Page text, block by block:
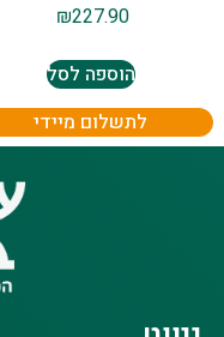
₪227.90
הוספה לסל
לתשלום מיידי